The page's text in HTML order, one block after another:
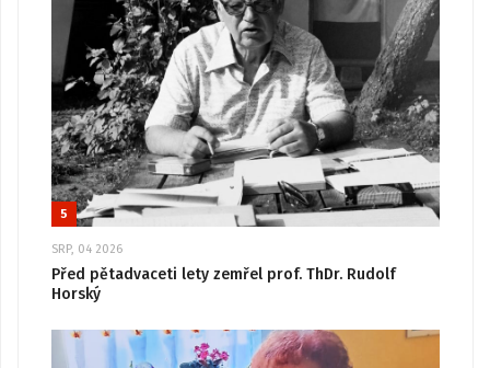
5
SRP, 04 2026
Před pětadvaceti lety zemřel prof. ThDr. Rudolf
Horský